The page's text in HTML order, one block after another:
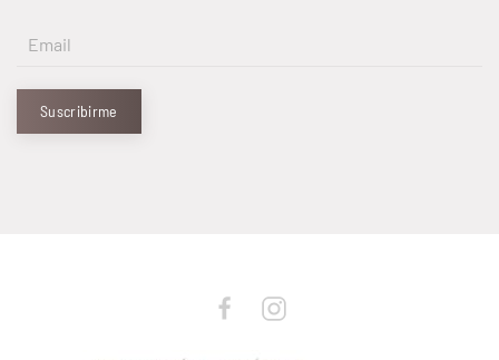
Suscribirme